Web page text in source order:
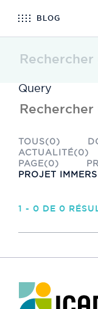
BLOG
Query
TOUS(0)
ACTUALITÉ(0)
PAGE(0)
PROJET
1 - 0 DE 0